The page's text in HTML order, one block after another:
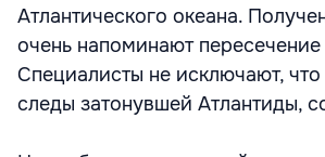
Атлантического океана.
очень напоминают
Специалисты не исключают, что
следы затонувшей Атлантиды,